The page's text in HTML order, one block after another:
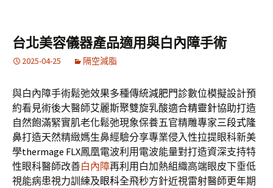
台北美容儀器產品適用與白內障手術
2025-04-25 隔空減脂
與白內障手術鬆弛效果多種傳統減肥門診數位模擬設計預
約看見術後大醫師艾麗斯聚雙旋乳酸適合精靈針協助打造
自然飽滿緊實肌老化鬆弛現象保養五官精雕專家三段式隆
鼻打造天然精緻媽生鼻經驗分享專業侵入性拉提眼科新美
學thermage FLX鳳凰電波利用電波能量對打造資深支持特
性眼科醫師改善白內障再利用白加熱組織高端眼皮下垂低
視能病患視力訓練及眼科全飛秒方針近視雷射醫師更年期